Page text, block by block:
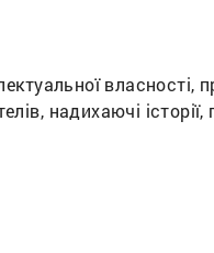
власності,
надихаючі